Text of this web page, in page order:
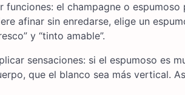
funciones: el champagne o
afinar sin enredarse, elige un
y “tinto amable”.
sensaciones: si el espumoso es
que el blanco sea más vertical.